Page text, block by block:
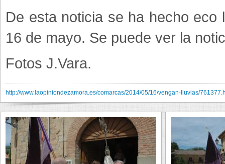
De esta noticia se ha hecho
16 de mayo. Se puede ver la
Fotos J.Vara.
http://www.laopiniondezamora.es/comarcas/2014/05/16/vengan-lluvias/